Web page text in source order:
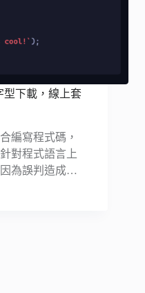
型下載，線上套
編寫程式碼，
對程式語言上
為誤判造成…